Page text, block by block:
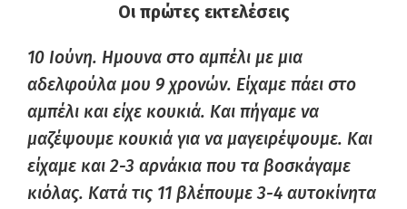
Οι πρώτες εκτελέσεις
10 Ιούνη. Ημουνα στο αμπέλι με μια
αδελφούλα μου 9 χρονών. Είχαμε πάει στο
αμπέλι και είχε κουκιά. Και πήγαμε να
μαζέψουμε κουκιά για να μαγειρέψουμε. Και
είχαμε και 2-3 αρνάκια που τα βοσκάγαμε
κιόλας. Κατά τις 11 βλέπουμε 3-4 αυτοκίνητα